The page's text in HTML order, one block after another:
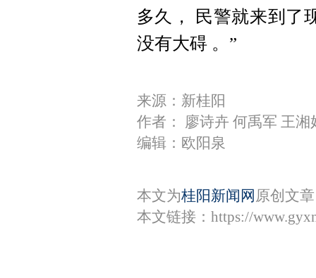
多久， 民警就来到了
没有大碍 。”
来源：新桂阳
作者： 廖诗卉 何禹军 王湘
编辑：欧阳泉
本文为桂阳新闻网 原创文
本文链接： https://